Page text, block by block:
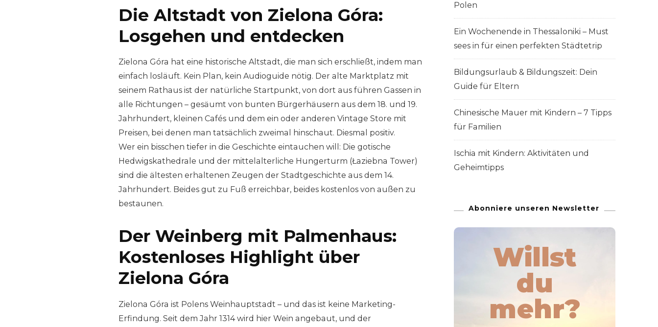
Die Altstadt von Zielona Góra:
Losgehen und entdecken
Zielona Góra hat eine historische Altstadt, die man sich erschließt, indem man
einfach losläuft. Kein Plan, kein Audioguide nötig. Der alte Marktplatz mit
seinem Rathaus ist der natürliche Startpunkt, von dort aus führen Gassen in
alle Richtungen – gesäumt von bunten Bürgerhäusern aus dem 18. und 19.
Jahrhundert, kleinen Cafés und dem ein oder anderen Vintage Store mit
Preisen, bei denen man tatsächlich zweimal hinschaut. Diesmal positiv.
Wer ein bisschen tiefer in die Geschichte eintauchen will: Die gotische
Hedwigskathedrale und der mittelalterliche Hungerturm (Łaziebna Tower)
sind die ältesten erhaltenen Zeugen der Stadtgeschichte aus dem 14.
Jahrhundert. Beides gut zu Fuß erreichbar, beides kostenlos von außen zu
bestaunen.
Der Weinberg mit Palmenhaus:
Kostenloses Highlight über
Zielona Góra
Zielona Góra ist Polens Weinhauptstadt – und das ist keine Marketing-
Erfindung. Seit dem Jahr 1314 wird hier Wein angebaut, und der
Polen
Ein Wochenende in Thessaloniki – Must
sees in für einen perfekten Städtetrip
Bildungsurlaub & Bildungszeit: Dein
Guide für Eltern
Chinesische Mauer mit Kindern – 7 Tipps
für Familien
Ischia mit Kindern: Aktivitäten und
Geheimtipps
Abonniere unseren Newsletter
Willst
du
mehr?